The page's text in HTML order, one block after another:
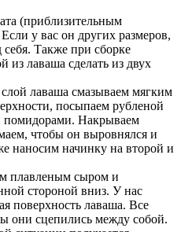
(приблизительным
у вас он других размеров,
Также при сборке
из лаваша сделать из двух
лаваша смазываем мягким
посыпаем рубленой
помидорами. Накрываем
чтобы он выровнялся и
наносим начинку на второй и
плавленым сыром и
стороной вниз. У нас
поверхность лаваша. Все
они сцепились между собой.